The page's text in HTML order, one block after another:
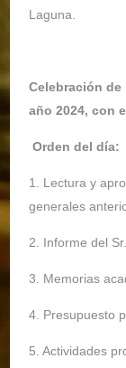
Laguna.
Celebración de
año 2024, con
Orden del día:
1. Lectura y
generales
2. Informe del
3. Memorias
4. Presupuesto
5. Actividades